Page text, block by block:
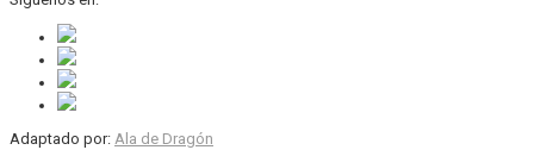
Adaptado por: Ala de Dragón